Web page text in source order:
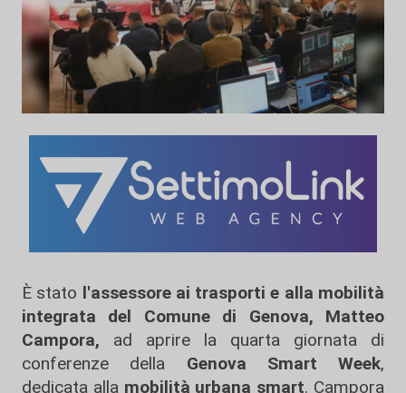
È stato l'assessore ai trasporti e alla mobilità
integrata del Comune di Genova, Matteo
Campora, ad aprire la quarta giornata di
conferenze della Genova Smart Week,
dedicata alla mobilità urbana smart. Campora